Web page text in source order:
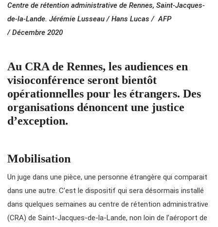
Centre de rétention administrative de Rennes, Saint-Jacques-
de-la-Lande. Jérémie Lusseau / Hans Lucas / AFP
/ Décembre 2020
Au CRA de Rennes, les audiences en
visioconférence seront bientôt
opérationnelles pour les étrangers. Des
organisations dénoncent une justice
d’exception.
Mobilisation
Un juge dans une pièce, une personne étrangère qui comparait
dans une autre. C’est le dispositif qui sera désormais installé
dans quelques semaines au centre de rétention administrative
(CRA) de Saint-Jacques-de-la-Lande, non loin de l’aéroport de